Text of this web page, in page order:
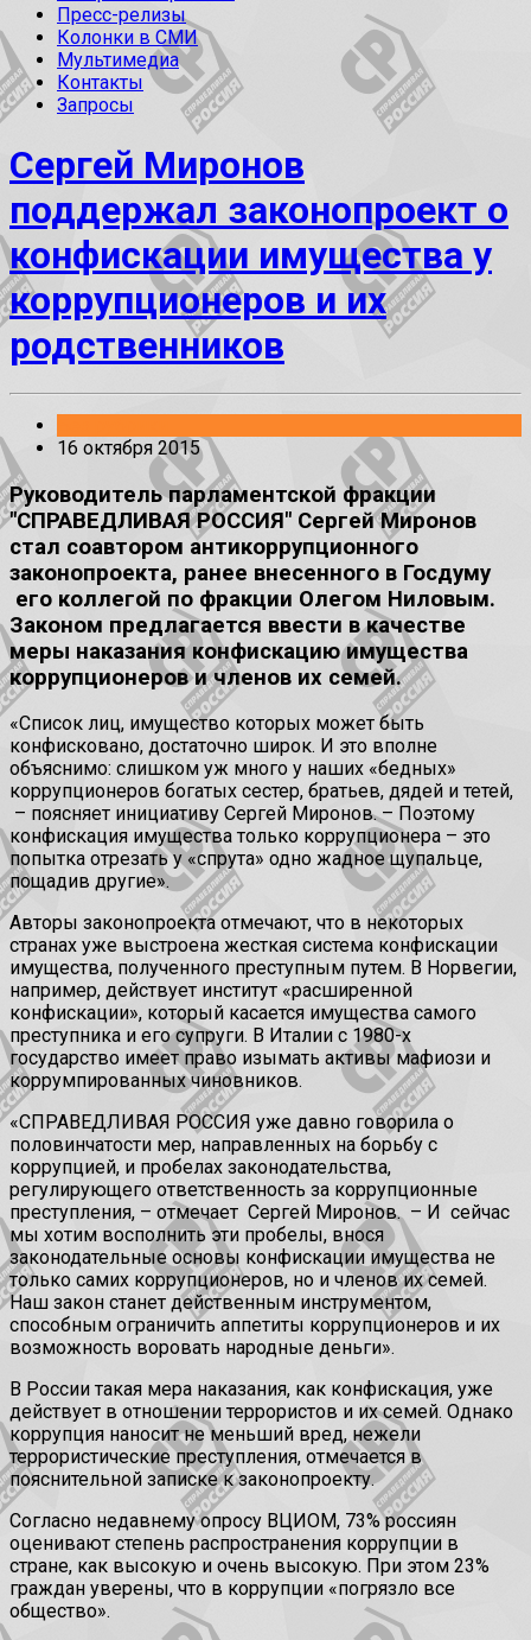
Пресс-релизы
Колонки в СМИ
Мультимедиа
Контакты
Запросы
Сергей Миронов
поддержал законопроект о
конфискации имущества у
коррупционеров и их
родственников
16 октября 2015
Руководитель парламентской фракции
"СПРАВЕДЛИВАЯ РОССИЯ" Сергей Миронов
стал соавтором антикоррупционного
законопроекта, ранее внесенного в Госдуму
его коллегой по фракции Олегом Ниловым.
Законом предлагается ввести в качестве
меры наказания конфискацию имущества
коррупционеров и членов их семей.
«Список лиц, имущество которых может быть
конфисковано, достаточно широк. И это вполне
объяснимо: слишком уж много у наших «бедных»
коррупционеров богатых сестер, братьев, дядей и тетей,
– поясняет инициативу Сергей Миронов. – Поэтому
конфискация имущества только коррупционера – это
попытка отрезать у «спрута» одно жадное щупальце,
пощадив другие».
Авторы законопроекта отмечают, что в некоторых
странах уже выстроена жесткая система конфискации
имущества, полученного преступным путем. В Норвегии,
например, действует институт «расширенной
конфискации», который касается имущества самого
преступника и его супруги. В Италии с 1980-х
государство имеет право изымать активы мафиози и
коррумпированных чиновников.
«СПРАВЕДЛИВАЯ РОССИЯ уже давно говорила о
половинчатости мер, направленных на борьбу с
коррупцией, и пробелах законодательства,
регулирующего ответственность за коррупционные
преступления, – отмечает Сергей Миронов. – И сейчас
мы хотим восполнить эти пробелы, внося
законодательные основы конфискации имущества не
только самих коррупционеров, но и членов их семей.
Наш закон станет действенным инструментом,
способным ограничить аппетиты коррупционеров и их
возможность воровать народные деньги».
В России такая мера наказания, как конфискация, уже
действует в отношении террористов и их семей. Однако
коррупция наносит не меньший вред, нежели
террористические преступления, отмечается в
пояснительной записке к законопроекту.
Согласно недавнему опросу ВЦИОМ, 73% россиян
оценивают степень распространения коррупции в
стране, как высокую и очень высокую. При этом 23%
граждан уверены, что в коррупции «погрязло все
общество».